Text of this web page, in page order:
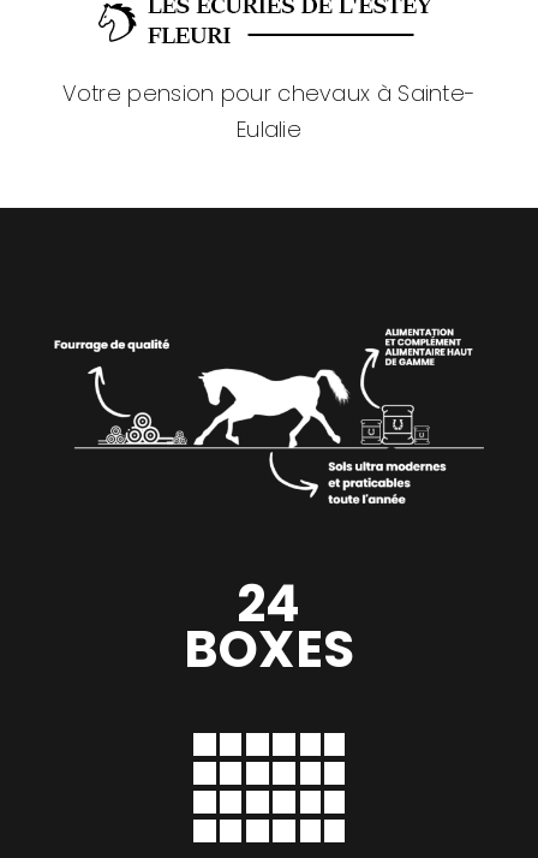
Votre pension pour chevaux à Sainte-
Eulalie
24
BOXES